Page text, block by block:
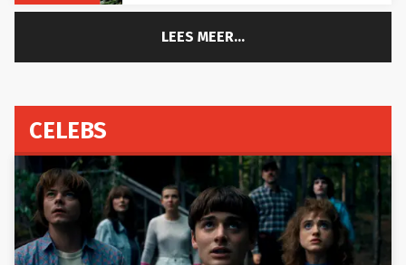
LEES MEER...
CELEBS